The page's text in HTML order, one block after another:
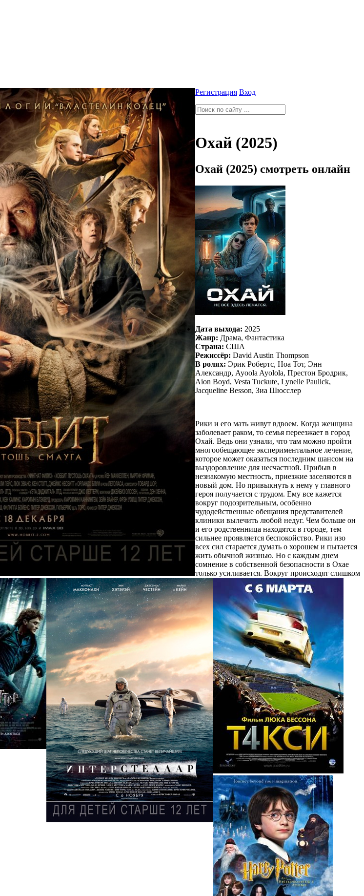
Регистрация Вход
Охай (2025)
Охай (2025) смотреть онлайн
Дата выхода: 2025
Жанр: Драма, Фантастика
Страна: США
Режиссёр: David Austin Thompson
В ролях: Эрик Робертс, Ноа Тот, Энн
Александр, Ayoola Ayolola, Престон Бродрик,
Aion Boyd, Vesta Tuckute, Lynelle Paulick,
Jacqueline Besson, Зиа Шюсслер
Рики и его мать живут вдвоем. Когда женщина
заболевает раком, то семья переезжает в город
Охай. Ведь они узнали, что там можно пройти
многообещающее экспериментальное лечение,
которое может оказаться последним шансом на
выздоровление для несчастной. Прибыв в
незнакомую местность, приезжие заселяются в
новый дом. Но привыкнуть к нему у главного
героя получается с трудом. Ему все кажется
вокруг подозрительным, особенно
чудодейственные обещания представителей
клиники вылечить любой недуг. Чем больше он
и его родственница находятся в городе, тем
сильнее проявляется беспокойство. Рики изо
всех сил старается думать о хорошем и пытается
жить обычной жизнью. Но с каждым днем
сомнение в собственной безопасности в Охае
только усиливается. Вокруг происходят слишком